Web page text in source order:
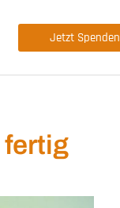
Jetzt Spenden
fertig